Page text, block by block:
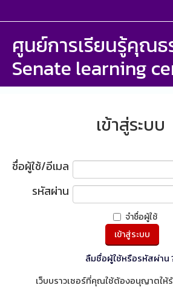
ศูนย์การเรียนรู้คุณธ
Senate learning
เข้าสู่ระบบ
ชื่อผู้ใช้/อีเมล
รหัสผ่าน
จำชื่อผู้ใช้
ลืมชื่อผู้ใช้หรือรหัสผ่าน
เว็บบราวเซอร์ที่คุณใช้ต้องอนุญาตให้